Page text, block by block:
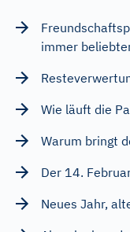
immer
Wie läuft die
Warum bringt
Der 14.
Neues Jahr,